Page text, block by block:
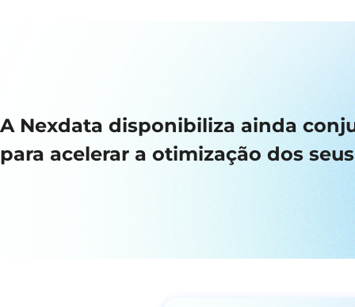
A Nexdata disponibiliza ainda
para acelerar a otimização dos